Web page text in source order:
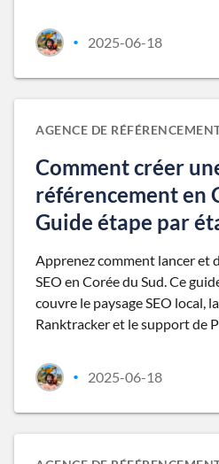
• 2025-06-18
AGENCE DE
Comment créer
référencement en
Guide étape par
Apprenez comment lancer et
SEO en Corée du Sud. Ce
couvre le paysage SEO local,
Ranktracker et le support de
• 2025-06-18